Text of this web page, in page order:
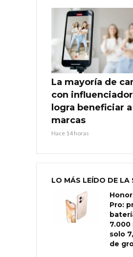
La mayoría de
con
logra beneficiar
marcas
Hace 14 horas
LO MÁS LEÍDO DE LA
Honor
Pro:
7.000
solo
de